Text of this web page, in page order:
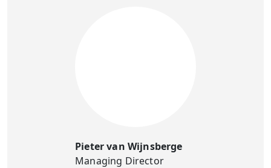
Pieter van Wijnsberge
Managing Director